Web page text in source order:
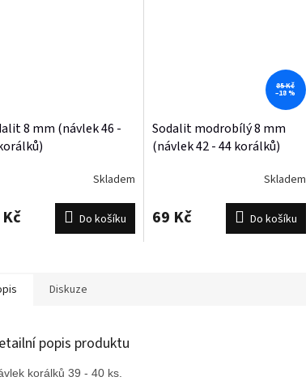
8 mm (návlek 46 -
Skladem
Do košíku
85 Kč
–18 %
Sodalit modrobílý 8 mm
(návlek 42 - 44 korálků)
Skladem
69 Kč Do košíku
Diskuze
popis produktu
korálků 39 - 40 ks.